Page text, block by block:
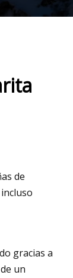
de
gracias a
un